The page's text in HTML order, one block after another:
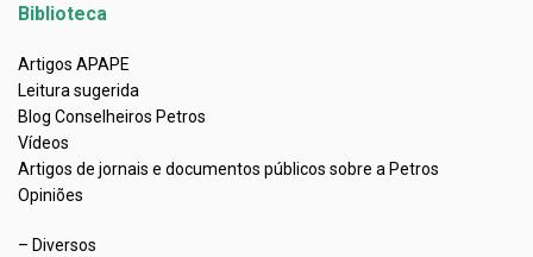
Biblioteca
Artigos APAPE
Leitura sugerida
Blog Conselheiros Petros
Vídeos
Artigos de jornais e documentos públicos sobre a Petros
Opiniões
– Diversos